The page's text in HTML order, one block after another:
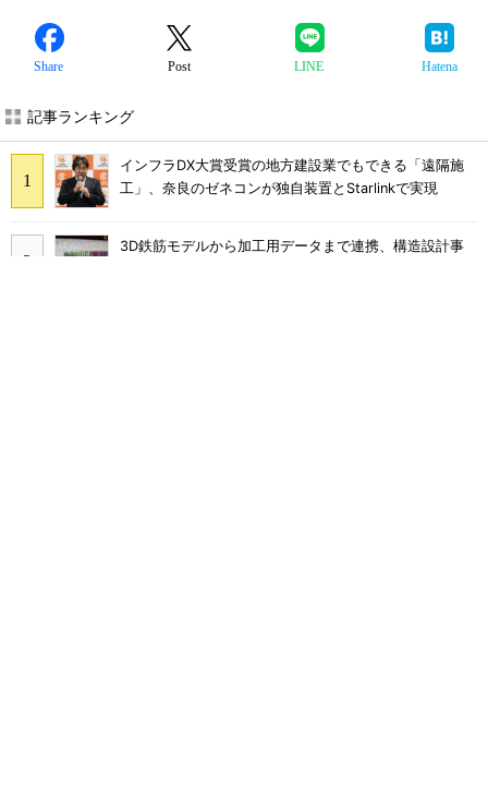
Share Post LINE Hatena
記事ランキング
インフラDX大賞受賞の地方建設業でもできる「遠隔施
工」、奈良のゼネコンが独自装置とStarlinkで実現
3D鉄筋モデルから加工用データまで連携、構造設計事